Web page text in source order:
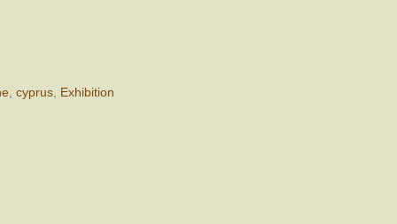
,cyprus Exhibition